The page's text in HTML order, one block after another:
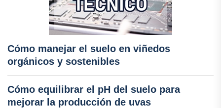
Cómo manejar el suelo en viñedos
orgánicos y sostenibles
Cómo equilibrar el pH del suelo para
mejorar la producción de uvas